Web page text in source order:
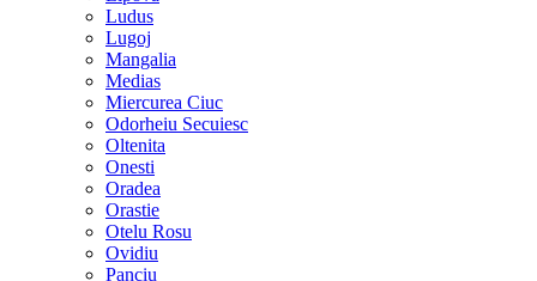
Ludus
Lugoj
Mangalia
Medias
Miercurea Ciuc
Odorheiu Secuiesc
Oltenita
Onesti
Oradea
Orastie
Otelu Rosu
Ovidiu
Panciu